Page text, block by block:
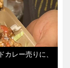
レー売りに、